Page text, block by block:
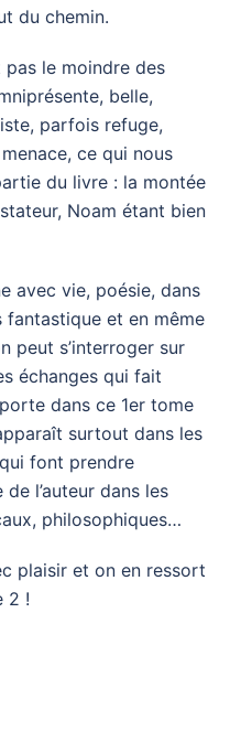
du chemin.
pas le moindre des
belle,
parfois refuge,
ce qui nous
du livre : la montée
Noam étant bien
avec vie, poésie, dans
et en même
peut s’interroger sur
échanges qui fait
dans ce 1er tome
surtout dans les
font prendre
l’auteur dans les
philosophiques…
plaisir et on en ressort
2 !